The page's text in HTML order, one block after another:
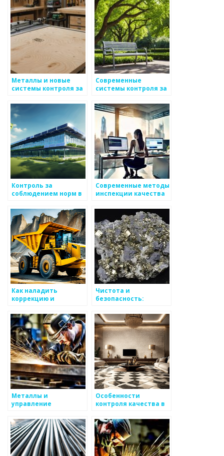
Металлы и новые
системы контроля за
производства
Современные
системы контроля за
Контроль за
соблюдением норм в
Современные методы
инспекции качества
Как наладить
коррекцию и
стандартов
Чистота и
безопасность:
металлом
Металлы и
управление
производства
Особенности
контроля качества в